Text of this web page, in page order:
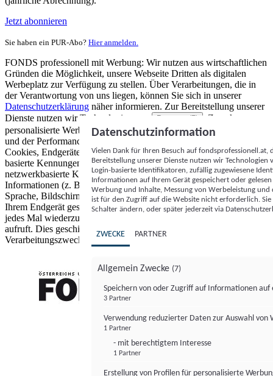
Jetzt abonnieren
Sie haben ein PUR-Abo? Hier anmelden.
FONDS professionell mit Werbung: Wir nutzen aus wirtschaftlichen
Gründen die Möglichkeit, unsere Webseite Dritten als digitalen
Werbeplatz zur Verfügung zu stellen. Über Verarbeitungen, die in
der Verantwortung von uns liegen, können Sie sich in unserer
Datenschutzerklärung näher informieren. Zur Bereitstellung unserer
Dienste nutzen wir Technologien von
Partnern (5)
. Zwecke:
personalisierte Werbung und Inhalte, Messung von Werbeleistung
und der Performance von Inhalten sowie Zielgruppenforschung.
Cookies, Endgeräte- oder ähnliche Online-Kennungen (z. B. login-
basierte Kennungen, zufällig generierte Kennungen,
netzwerkbasierte Kennungen) können zusammen mit anderen
Informationen (z. B. Browsertyp und Browserinformationen,
Sprache, Bildschirmgröße, unterstützte Technologien usw.) auf
Ihrem Endgerät gespeichert oder von dort ausgelesen werden, um es
jedes Mal wiederzuerkennen, wenn es eine App oder einer Webseite
aufruft. Dies geschieht für einen oder mehrere der hier aufgeführten
Verarbeitungszwecke.
Datenschutzinformation
Vielen Dank für Ihren Besuch auf
Bereitstellung unserer Dienste nutzen wir Technologien
Login-basierte Identifikatoren, zufällig zugewiesene
Informationen auf Ihrem Gerät gespeichert oder
Werbung und Inhalte, Messung von Werbeleistung
ist für den Zugriff auf die Website nicht erforderlich.
Schalter ändern, oder später jederzeit via
ZWECKE PARTNER
Allgemein Zwecke (7)
Speichern von oder Zugriff auf Informationen auf
3 Partner
Verwendung reduzierter Daten zur Auswahl von
1 Partner
- mit berechtigtem Interesse
1 Partner
Erstellung von Profilen für personalisierte
FONDS professionell